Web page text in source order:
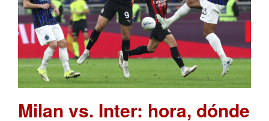
Milan vs. Inter: hora, dónde